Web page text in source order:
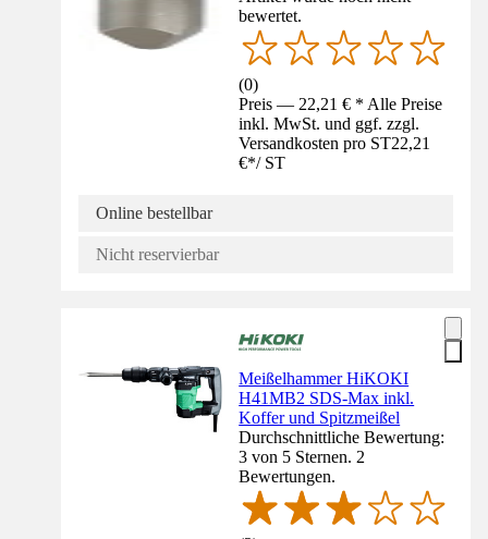
bewertet.
(0)
Preis — 22,21 € * Alle Preise
inkl. MwSt. und ggf. zzgl.
Versandkosten pro ST22,21
€*/ ST
Online bestellbar
Nicht reservierbar
Meißelhammer HiKOKI
H41MB2 SDS-Max inkl.
Koffer und Spitzmeißel
Durchschnittliche Bewertung:
3 von 5 Sternen. 2
Bewertungen.